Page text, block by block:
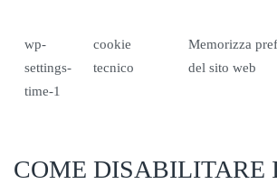
wp-
settings-
time-1
cookie
tecnico
Memorizza
del sito web
COME DISABILITARE